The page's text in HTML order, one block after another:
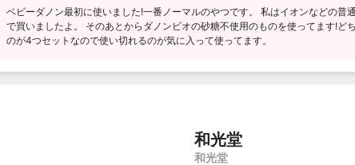
ベビーダノン最初に使いました!一番ノーマルのやつです。 私はイオンなどの普
で買いましたよ。 そのあとからダノンビオの砂糖不使用のものを使ってます!ど
のが4つセットなので使い切れるのが気に入って使ってます。
和光堂
和光堂